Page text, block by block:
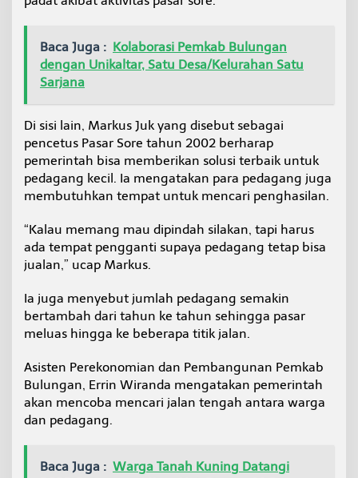
Baca Juga : Kolaborasi Pemkab Bulungan
dengan Unikaltar, Satu Desa/Kelurahan Satu
Sarjana
Di sisi lain, Markus Juk yang disebut sebagai
pencetus Pasar Sore tahun 2002 berharap
pemerintah bisa memberikan solusi terbaik untuk
pedagang kecil. Ia mengatakan para pedagang juga
membutuhkan tempat untuk mencari penghasilan.
“Kalau memang mau dipindah silakan, tapi harus
ada tempat pengganti supaya pedagang tetap bisa
jualan,” ucap Markus.
Ia juga menyebut jumlah pedagang semakin
bertambah dari tahun ke tahun sehingga pasar
meluas hingga ke beberapa titik jalan.
Asisten Perekonomian dan Pembangunan Pemkab
Bulungan, Errin Wiranda mengatakan pemerintah
akan mencoba mencari jalan tengah antara warga
dan pedagang.
Baca Juga : Warga Tanah Kuning Datangi